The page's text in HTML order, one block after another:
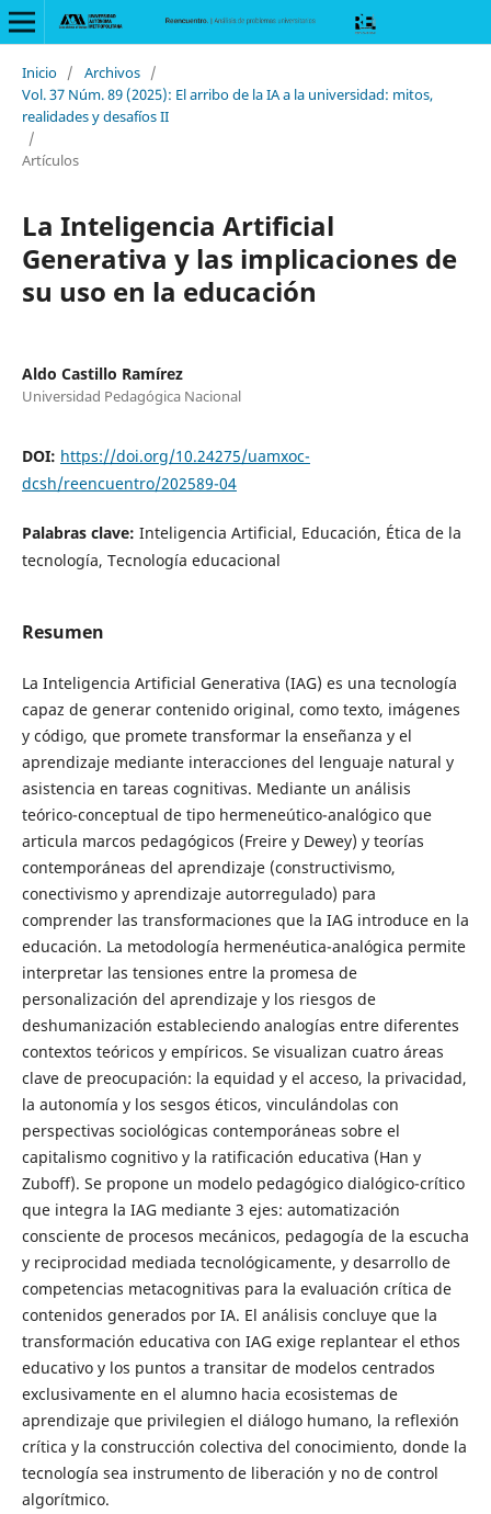
Inicio / Archivos /
Vol. 37 Núm. 89 (2025): El arribo de la IA a la universidad: mitos,
realidades y desafíos II
/
Artículos
La Inteligencia Artificial
Generativa y las implicaciones de
su uso en la educación
Aldo Castillo Ramírez
Universidad Pedagógica Nacional
DOI: https://doi.org/10.24275/uamxoc-
dcsh/reencuentro/202589-04
Palabras clave: Inteligencia Artificial, Educación, Ética de la
tecnología, Tecnología educacional
Resumen
La Inteligencia Artificial Generativa (IAG) es una tecnología
capaz de generar contenido original, como texto, imágenes
y código, que promete transformar la enseñanza y el
aprendizaje mediante interacciones del lenguaje natural y
asistencia en tareas cognitivas. Mediante un análisis
teórico-conceptual de tipo hermeneútico-analógico que
articula marcos pedagógicos (Freire y Dewey) y teorías
contemporáneas del aprendizaje (constructivismo,
conectivismo y aprendizaje autorregulado) para
comprender las transformaciones que la IAG introduce en la
educación. La metodología hermenéutica-analógica permite
interpretar las tensiones entre la promesa de
personalización del aprendizaje y los riesgos de
deshumanización estableciendo analogías entre diferentes
contextos teóricos y empíricos. Se visualizan cuatro áreas
clave de preocupación: la equidad y el acceso, la privacidad,
la autonomía y los sesgos éticos, vinculándolas con
perspectivas sociológicas contemporáneas sobre el
capitalismo cognitivo y la ratificación educativa (Han y
Zuboff). Se propone un modelo pedagógico dialógico-crítico
que integra la IAG mediante 3 ejes: automatización
consciente de procesos mecánicos, pedagogía de la escucha
y reciprocidad mediada tecnológicamente, y desarrollo de
competencias metacognitivas para la evaluación crítica de
contenidos generados por IA. El análisis concluye que la
transformación educativa con IAG exige replantear el ethos
educativo y los puntos a transitar de modelos centrados
exclusivamente en el alumno hacia ecosistemas de
aprendizaje que privilegien el diálogo humano, la reflexión
crítica y la construcción colectiva del conocimiento, donde la
tecnología sea instrumento de liberación y no de control
algorítmico.